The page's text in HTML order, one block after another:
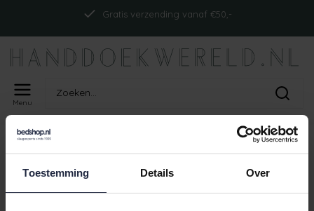
Toestemming Details Over
Gratis verzending vanaf €50,-
Menu
Home
PRODUCTEN GETAGD MET
ISM_CAWOATELIERALLOVER_FJORD